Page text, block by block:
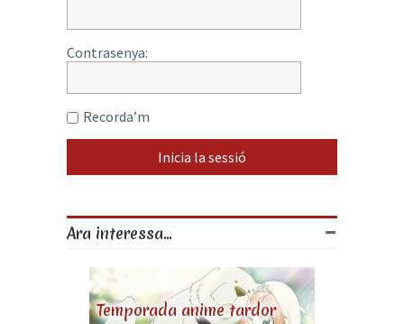
Contrasenya:
Recorda’m
Ara interessa...
Temporada anime tardor